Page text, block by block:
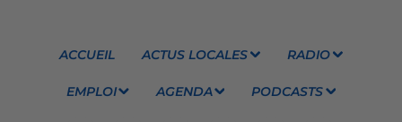
ACCUEIL ACTUS LOCALES RADIO
EMPLOI AGENDA PODCASTS